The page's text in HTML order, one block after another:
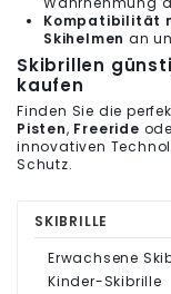
Kompatibilität
Skihelmen an
Skibrillen
kaufen
Finden Sie die
Pisten, Freeride
innovativen
Schutz.
SKIBRILLE
Erwachsene
Kinder-Skibrille